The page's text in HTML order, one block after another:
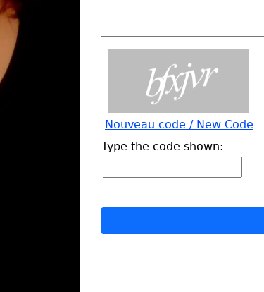
Nouveau code / New Code
Type the code shown: